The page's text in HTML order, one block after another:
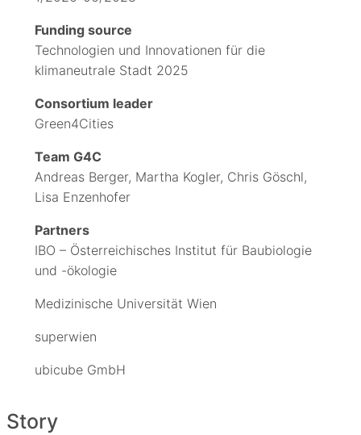
Funding source
Technologien und Innovationen für die
klimaneutrale Stadt 2025
Consortium leader
Green4Cities
Team G4C
Andreas Berger, Martha Kogler, Chris Göschl,
Lisa Enzenhofer
Partners
IBO – Österreichisches Institut für Baubiologie
und -ökologie
Medizinische Universität Wien
superwien
ubicube GmbH
Story